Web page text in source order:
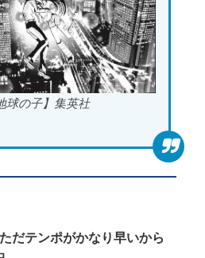
球の子】集英社
だテンポがかなり早いから